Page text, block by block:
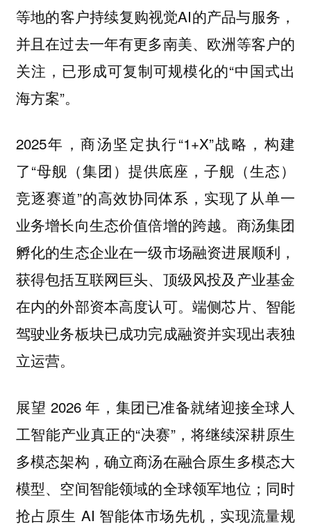
等地的客户持续复购视觉AI的产品与服务，
并且在过去一年有更多南美、欧洲等客户的
关注，已形成可复制可规模化的“中国式出
海方案”。
2025年，商汤坚定执行“1+X”战略，构建
了“母舰（集团）提供底座，子舰（生态）
竞逐赛道”的高效协同体系，实现了从单一
业务增长向生态价值倍增的跨越。商汤集团
孵化的生态企业在一级市场融资进展顺利，
获得包括互联网巨头、顶级风投及产业基金
在内的外部资本高度认可。端侧芯片、智能
驾驶业务板块已成功完成融资并实现出表独
立运营。
展望 2026 年，集团已准备就绪迎接全球人
工智能产业真正的“决赛”，将继续深耕原生
多模态架构，确立商汤在融合原生多模态大
模型、空间智能领域的全球领军地位；同时
抢占原生 AI 智能体市场先机，实现流量规